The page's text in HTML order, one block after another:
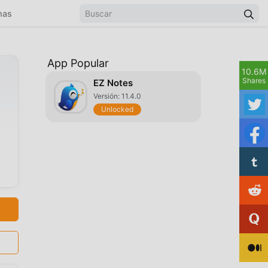
App Popular
EZ Notes
Versión: 11.4.0
Unlocked
10.6M
Shares